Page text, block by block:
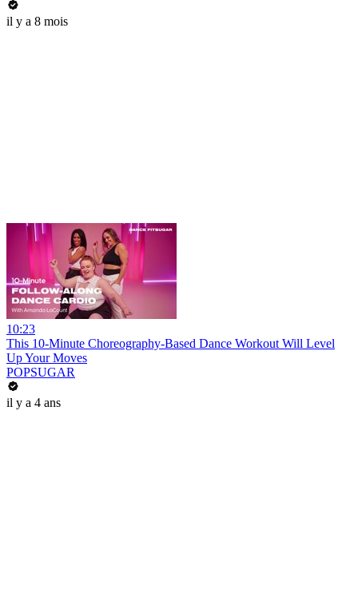
il y a 8 mois
10:23
This 10-Minute Choreography-Based Dance Workout Will Level
Up Your Moves
POPSUGAR
il y a 4 ans